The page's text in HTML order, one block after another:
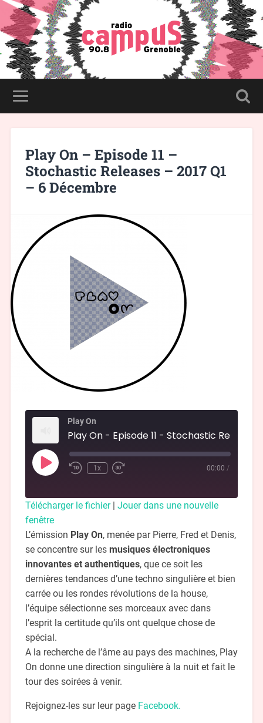
Play On – Episode 11 –
Stochastic Releases – 2017 Q1
– 6 Décembre
Play On
1x 00:00 /
Télécharger le fichier| Jouer dans une nouvelle
fenêtre
L’émission Play On, menée par Pierre, Fred et Denis,
se concentre sur lesmusiques électroniques
innovantes et authentiques, que ce soit les
dernières tendances d’une techno singulière et bien
carrée ou les rondes révolutions de la house,
l’équipe sélectionne ses morceaux avec dans
l’esprit la certitude qu’ils ont quelque chose de
spécial.
A la recherche de l’âme au pays des machines, Play
On donne une direction singulière à la nuit et fait le
tour des soirées à venir.
Rejoignez-les sur leur page Facebook.